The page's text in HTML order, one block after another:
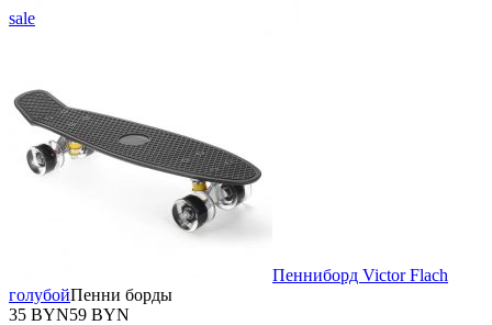
sale
Пенниборд Victor Flach
голубойПенни борды
35 BYN59 BYN